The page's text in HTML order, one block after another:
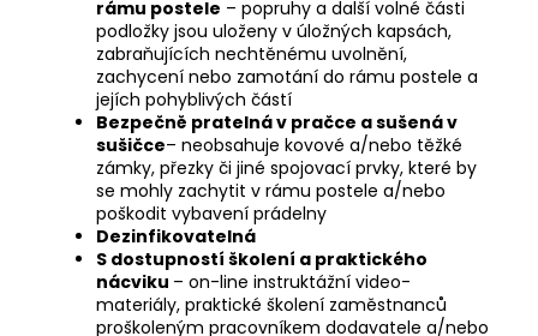
rámu postele – popruhy a další volné části
podložky jsou uloženy v úložných kapsách,
zabraňujících nechtěnému uvolnění,
zachycení nebo zamotání do rámu postele a
jejích pohyblivých částí
Bezpečně pratelná v pračce a sušená v
sušičce– neobsahuje kovové a/nebo těžké
zámky, přezky či jiné spojovací prvky, které by
se mohly zachytit v rámu postele a/nebo
poškodit vybavení prádelny
Dezinfikovatelná
S dostupností školení a praktického
nácviku – on-line instruktážní video-
materiály, praktické školení zaměstnanců
proškoleným pracovníkem dodavatele a/nebo